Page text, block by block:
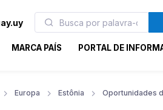
MARCA PAÍS PORTAL DE
Europa Estônia Oportunidades